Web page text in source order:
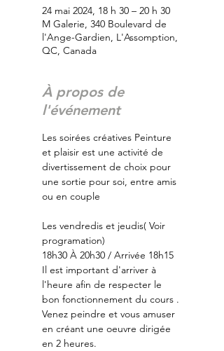
24 mai 2024, 18 h 30 – 20 h 30
M Galerie, 340 Boulevard de
l'Ange-Gardien, L'Assomption,
QC, Canada
À propos de
l'événement
Les soirées créatives Peinture
et plaisir est une activité de
divertissement de choix pour
une sortie pour soi, entre amis
ou en couple
Les vendredis et jeudis( Voir
programation)
18h30 À 20h30 / Arrivée 18h15
Il est important d'arriver à
l'heure afin de respecter le
bon fonctionnement du cours .
Venez peindre et vous amuser
en créant une oeuvre dirigée
en 2 heures.